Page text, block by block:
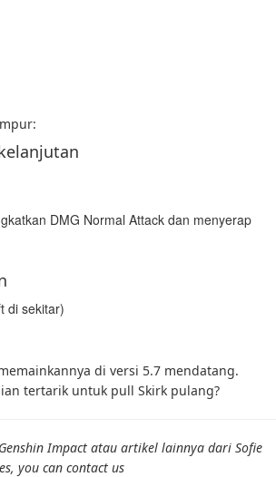
DMG Normal Attack dan menyerap
di sekitar)
di versi 5.7 mendatang.
tertarik untuk pull Skirk pulang?
Impact atau artikel lainnya dari Sofie
you can contact us